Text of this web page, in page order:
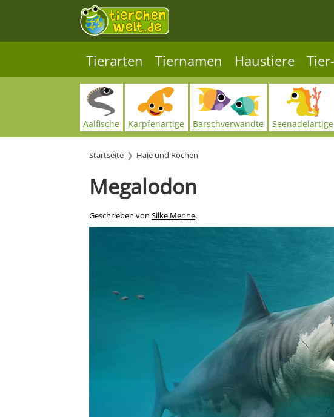
Tierarten Tiernamen Haustiere
Aalfische Karpfenartige Barschverwandte Seenadelartige
Startseite Haie und Rochen
Megalodon
Geschrieben von Silke Menne.